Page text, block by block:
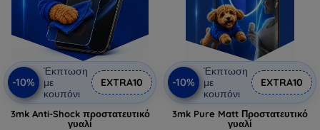
-10%
Έκπτωση
με
κουπόνι
EXTRA10
3mk Anti-Shock προστατευτικό
γυαλί
-10%
Έκπτωση
με
κουπόνι
EXTRA10
3mk Pure Matt Προστατευτικό
γυαλί